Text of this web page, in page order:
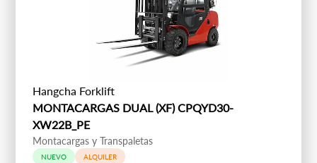
Hangcha Forklift
MONTACARGAS DUAL (XF) CPQYD30-
XW22B_PE
Montacargas y Transpaletas
NUEVO ALQUILER